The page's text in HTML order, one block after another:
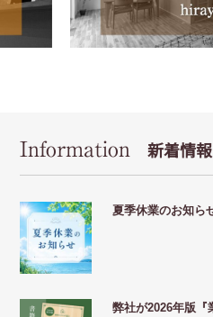
Information 新着情報
夏季休業のお知ら
弊社が2026年版『